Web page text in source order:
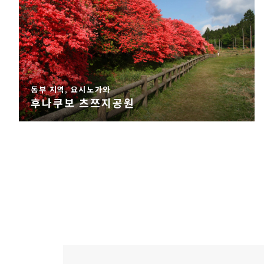
동부 지역, 요시노가와
후나쿠보 츠쯔지공원